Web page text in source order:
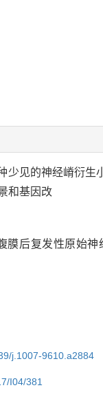
见的神经嵴衍
和基因改
后复发性原始
j.1007-9610.a2884
I04/381